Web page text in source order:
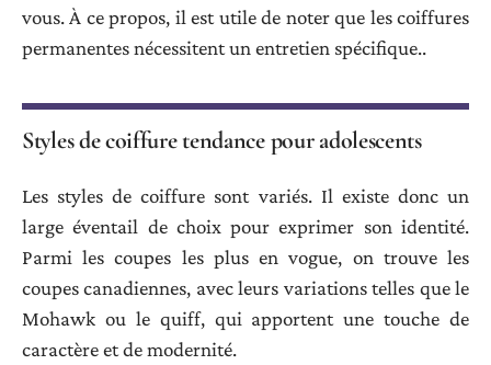
vous. À ce propos, il est utile de noter que les coiffures
permanentes nécessitent un entretien spécifique..
Styles de coiffure tendance pour adolescents
Les styles de coiffure sont variés. Il existe donc un
large éventail de choix pour exprimer son identité.
Parmi les coupes les plus en vogue, on trouve les
coupes canadiennes, avec leurs variations telles que le
Mohawk ou le quiff, qui apportent une touche de
caractère et de modernité.